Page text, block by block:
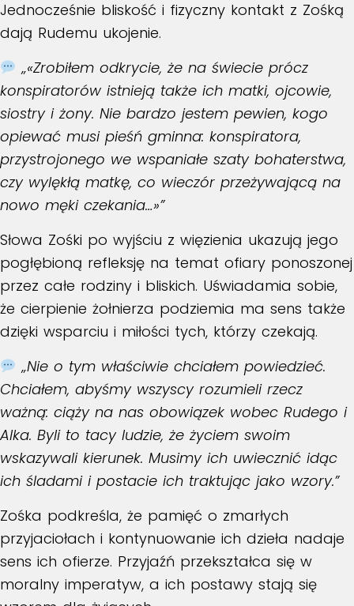
Jednocześnie bliskość i fizyczny kontakt z Zośką
dają Rudemu ukojenie.
„«Zrobiłem odkrycie, że na świecie prócz
konspiratorów istnieją także ich matki, ojcowie,
siostry i żony. Nie bardzo jestem pewien, kogo
opiewać musi pieśń gminna: konspiratora,
przystrojonego we wspaniałe szaty bohaterstwa,
czy wylękłą matkę, co wieczór przeżywającą na
nowo męki czekania…»”
Słowa Zośki po wyjściu z więzienia ukazują jego
pogłębioną refleksję na temat ofiary ponoszonej
przez całe rodziny i bliskich. Uświadamia sobie,
że cierpienie żołnierza podziemia ma sens także
dzięki wsparciu i miłości tych, którzy czekają.
„Nie o tym właściwie chciałem powiedzieć.
Chciałem, abyśmy wszyscy rozumieli rzecz
ważną: ciąży na nas obowiązek wobec Rudego i
Alka. Byli to tacy ludzie, że życiem swoim
wskazywali kierunek. Musimy ich uwiecznić idąc
ich śladami i postacie ich traktując jako wzory.”
Zośka podkreśla, że pamięć o zmarłych
przyjaciołach i kontynuowanie ich dzieła nadaje
sens ich ofierze. Przyjaźń przekształca się w
moralny imperatyw, a ich postawy stają się